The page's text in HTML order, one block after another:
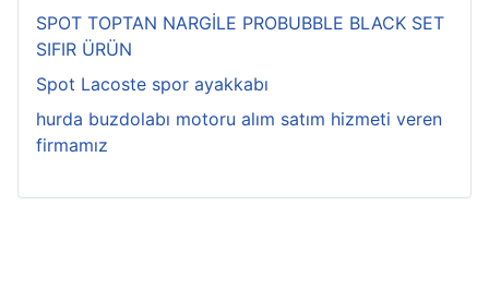
SPOT TOPTAN NARGİLE PROBUBBLE BLACK SET
SIFIR ÜRÜN
Spot Lacoste spor ayakkabı
hurda buzdolabı motoru alım satım hizmeti veren
firmamız